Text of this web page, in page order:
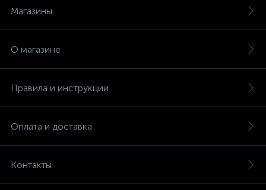
Магазины
О магазине
Правила и инструкции
Оплата и доставка
Контакты